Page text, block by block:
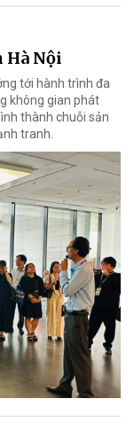
Hà Nội
tới hành trình đa
không gian phát
thành chuỗi sản
tranh.